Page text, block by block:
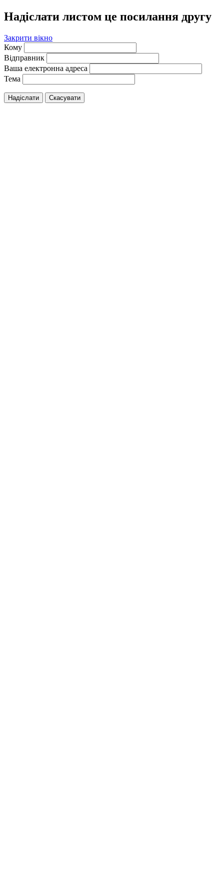
Надіслати листом це посилання другу
Закрити вікно
Кому
Відправник
Ваша електронна адреса
Тема
Надіслати Скасувати